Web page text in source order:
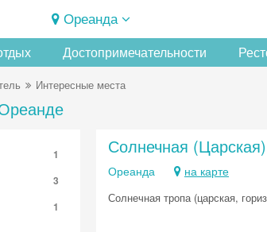
Ореанда
Достопримечательности
Интересные места
1
3
1
Солнечная
Ореанда на карте
Солнечная тропа (царская,